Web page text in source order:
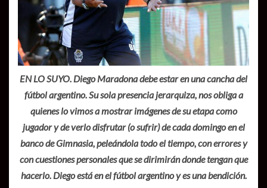
EN LO SUYO. Diego Maradona debe estar en una cancha del
fútbol argentino. Su sola presencia jerarquiza, nos obliga a
quienes lo vimos a mostrar imágenes de su etapa como
jugador y de verlo disfrutar (o sufrir) de cada domingo en el
banco de Gimnasia, peleándola todo el tiempo, con errores y
con cuestiones personales que se dirimirán donde tengan que
hacerlo. Diego está en el fútbol argentino y es una bendición.